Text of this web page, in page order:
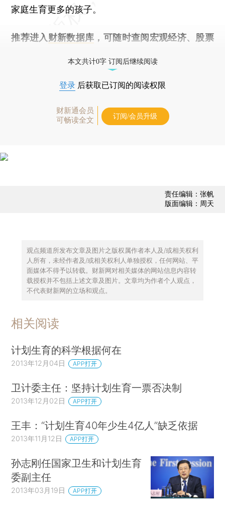
家庭生育更多的孩子。
推荐进入 财新数据库 ，可随时查阅宏观经济、股票
本文共计0字 订阅后继续阅读
登录 后获取已订阅的阅读权限
财新通会员
可畅读全文
订阅/会员升级
责任编辑：张帆
版面编辑：周天
观点频道所发布文章及图片之版权属作者本人及/或相关权利
人所有，未经作者及/或相关权利人单独授权，任何网站、平
面媒体不得予以转载。财新网对相关媒体的网站信息内容转
载授权并不包括上述文章及图片。文章均为作者个人观点，
不代表财新网的立场和观点。
相关阅读
计划生育的科学根据何在
2013年12月04日 APP打开
卫计委主任：坚持计划生育一票否决制
2013年12月02日 APP打开
王丰：“计划生育40年少生4亿人”缺乏依据
2013年11月12日 APP打开
孙志刚任国家卫生和计划生育
委副主任
2013年03月19日 APP打开